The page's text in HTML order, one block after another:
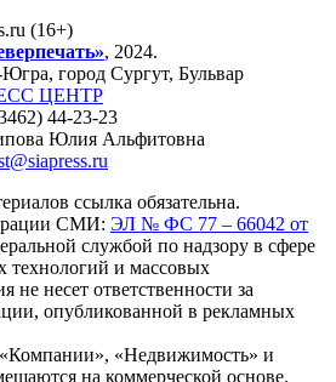
(16+)
, 2024.
, город Сургут, Бульвар
ЦЕНТР
44-23-23
Юлия Альфитовна
ссылка обязательна.
СМИ: ЭЛ № ФС 77 – 66042 от
службой по надзору в сфере
технологий и массовых
не несет ответственности за
опубликованной в рекламных
«Недвижимость» и
на коммерческой основе.